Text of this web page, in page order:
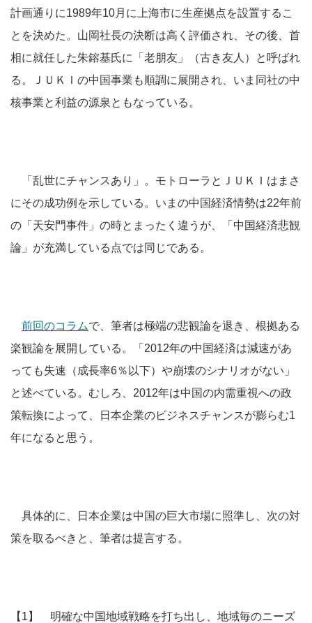
計画通りに1989年10月に上海市に生産拠点を設置するこ
とを決めた。山岡社長の決断は高く評価され、その後、首
相に就任した朱鎔基氏に「老朋友」（古き友人）と呼ばれ
る。ＪＵＫＩの中国事業も順調に展開され、いま同社の中
核事業と利益の源泉ともなっている。
「乱世にチャンスあり」。モトローラとＪＵＫＩはまさ
にその成功例を示している。いまの中国経済情勢は22年前
の「天安門事件」の時とまったく違うが、「中国経済悲観
論」が充満している点では同じである。
前回のコラムで、筆者は極端の悲観論を退き、根拠ある
楽観論を展開している。「2012年の中国経済は減速があ
っても失速（成長率6％以下）や崩壊のシナリオがない」
と述べている。むしろ、2012年は中国の内需重視への政
策転換によって、日本企業のビジネスチャンスが膨らむ1
年になると思う。
具体的に、日本企業は中国の巨大市場に照準し、次の対
策を取るべきと、筆者は提言する。
【1】 明確な中国地域戦略を打ち出し、地域毎のニーズ